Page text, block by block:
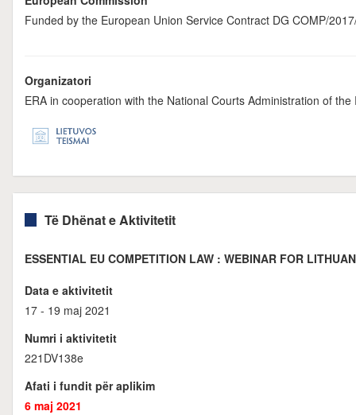
Funded by the European Union Service Contract DG COMP/
Organizatori
ERA in cooperation with the National Courts Administration of
Të Dhënat e Aktivitetit
ESSENTIAL EU COMPETITION LAW : WEBINAR FOR
Data e aktivitetit
17 - 19 maj 2021
Numri i aktivitetit
221DV138e
Afati i fundit për aplikim
6 maj 2021